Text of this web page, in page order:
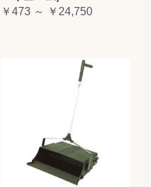
￥473 ～ ￥24,750